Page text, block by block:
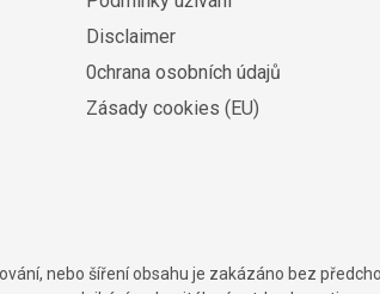
Disclaimer
0chrana osobních údajů
Zásady cookies (EU)
nebo šíření obsahu je zakázáno bez